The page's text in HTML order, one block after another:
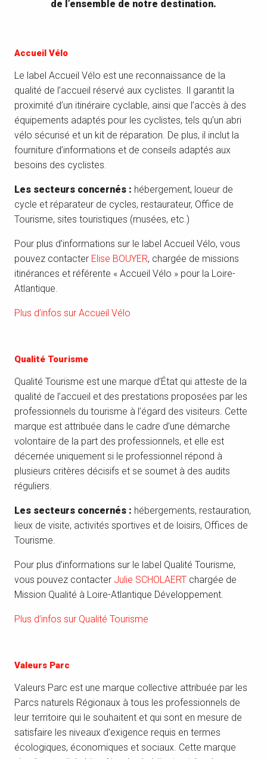
de l’ensemble de notre destination.
Accueil Vélo
Le label Accueil Vélo est une reconnaissance de la
qualité de l’accueil réservé aux cyclistes. Il garantit la
proximité d’un itinéraire cyclable, ainsi que l’accès à des
équipements adaptés pour les cyclistes, tels qu’un abri
vélo sécurisé et un kit de réparation. De plus, il inclut la
fourniture d’informations et de conseils adaptés aux
besoins des cyclistes.
Les secteurs concernés : hébergement, loueur de
cycle et réparateur de cycles, restaurateur, Office de
Tourisme, sites touristiques (musées, etc.)
Pour plus d’informations sur le label Accueil Vélo, vous
pouvez contacter Elise BOUYER, chargée de missions
itinérances et référente « Accueil Vélo » pour la Loire-
Atlantique.
Plus d’infos sur Accueil Vélo
Qualité Tourisme
Qualité Tourisme est une marque d’État qui atteste de la
qualité de l’accueil et des prestations proposées par les
professionnels du tourisme à l’égard des visiteurs. Cette
marque est attribuée dans le cadre d’une démarche
volontaire de la part des professionnels, et elle est
décernée uniquement si le professionnel répond à
plusieurs critères décisifs et se soumet à des audits
réguliers.
Les secteurs concernés : hébergements, restauration,
lieux de visite, activités sportives et de loisirs, Offices de
Tourisme.
Pour plus d’informations sur le label Qualité Tourisme,
vous pouvez contacter Julie SCHOLAERT chargée de
Mission Qualité à Loire-Atlantique Développement.
Plus d’infos sur Qualité Tourisme
Valeurs Parc
Valeurs Parc est une marque collective attribuée par les
Parcs naturels Régionaux à tous les professionnels de
leur territoire qui le souhaitent et qui sont en mesure de
satisfaire les niveaux d’exigence requis en termes
écologiques, économiques et sociaux. Cette marque